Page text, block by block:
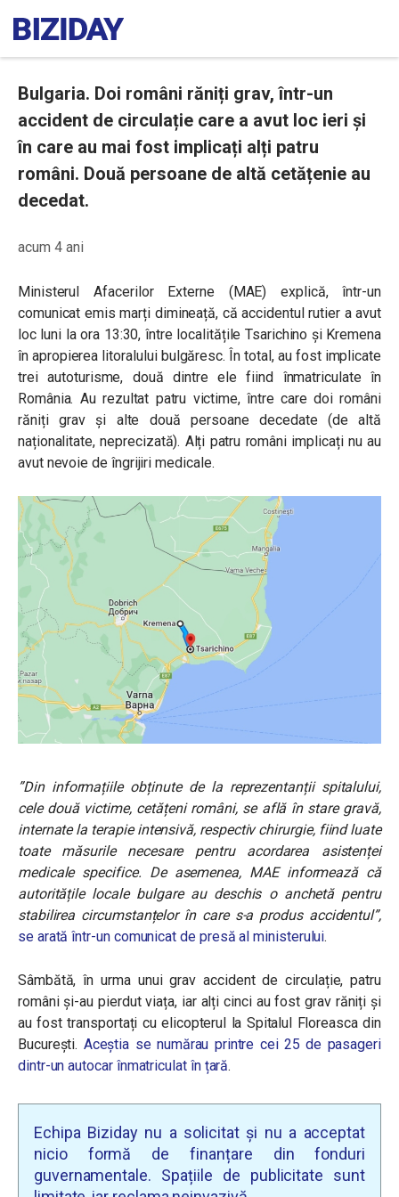
Bulgaria. Doi români răniți grav, într-un
accident de circulație care a avut loc ieri și
în care au mai fost implicați alți patru
români. Două persoane de altă cetățenie au
decedat.
acum 4 ani
Ministerul Afacerilor Externe (MAE) explică, într-un
comunicat emis marți dimineață, că accidentul rutier a avut
loc luni la ora 13:30, între localitățile Tsarichino și Kremena
în apropierea litoralului bulgăresc. În total, au fost implicate
trei autoturisme, două dintre ele fiind înmatriculate în
România. Au rezultat patru victime, între care doi români
răniți grav și alte două persoane decedate (de altă
naționalitate, neprecizată). Alți patru români implicați nu au
avut nevoie de îngrijiri medicale.
”Din informațiile obținute de la reprezentanții spitalului,
cele două victime, cetățeni români, se află în stare gravă,
internate la terapie intensivă, respectiv chirurgie, fiind luate
toate măsurile necesare pentru acordarea asistenței
medicale specifice. De asemenea, MAE informează că
autoritățile locale bulgare au deschis o anchetă pentru
stabilirea circumstanțelor în care s-a produs accidentul”,
se arată într-un comunicat de presă al ministerului.
Sâmbătă, în urma unui grav accident de circulație, patru
români și-au pierdut viața, iar alți cinci au fost grav răniți și
au fost transportați cu elicopterul la Spitalul Floreasca din
București. Aceștia se numărau printre cei 25 de pasageri
dintr-un autocar înmatriculat în țară.
Echipa Biziday nu a solicitat și nu a acceptat
nicio formă de finanțare din fonduri
guvernamentale. Spațiile de publicitate sunt